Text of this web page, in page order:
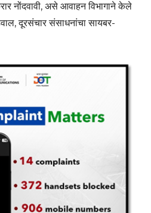
नोंदवावी, असे आवाहन विभागाने केले
दूरसंचार संसाधनांचा सायबर-